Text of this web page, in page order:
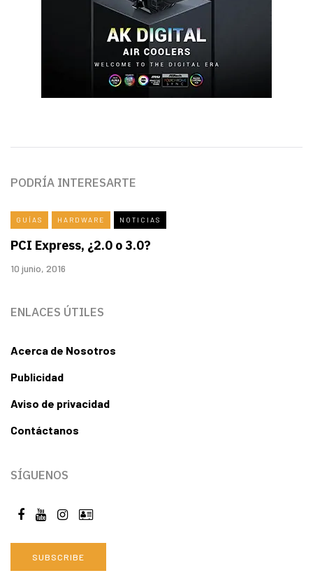
PODRÍA INTERESARTE
GUÍAS HARDWARE NOTICIAS
PCI Express, ¿2.0 o 3.0?
10 junio, 2016
ENLACES ÚTILES
Acerca de Nosotros
Publicidad
Aviso de privacidad
Contáctanos
SÍGUENOS
SUBSCRIBE